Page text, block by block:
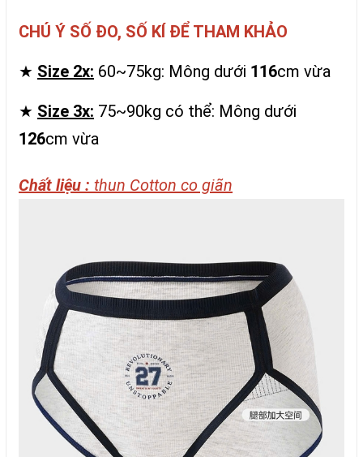
CHÚ Ý SỐ ĐO, SỐ KÍ ĐỂ THAM KHẢO
★ Size 2x: 60~75kg: Mông dưới 116cm vừa
★ Size 3x: 75~90kg có thể: Mông dưới
126cm vừa
Chất liệu : thun Cotton co giãn